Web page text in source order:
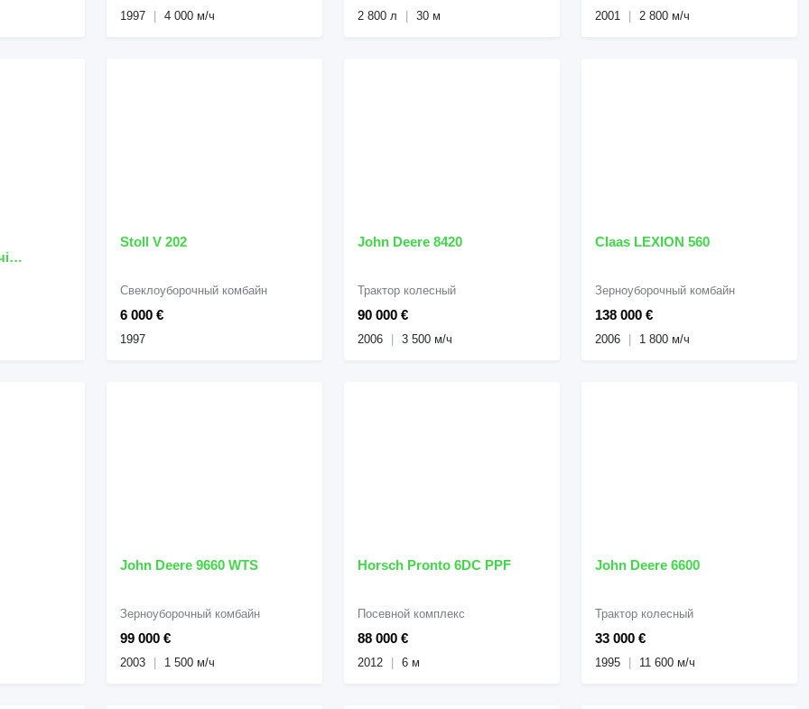
1997 4 000 м/ч 2 800 л 30 м 2001 2 800 м/ч
Stoll V 202
6 000 €
Свеклоуборочный комбайн
1997
John Deere 8420
90 000 €
Трактор колесный
2006 3 500 м/ч
Claas LEXION 560
138 000 €
Зерноуборочный комбайн
2006 1 800 м/ч
John Deere 9660 WTS
99 000 €
Зерноуборочный комбайн
2003 1 500 м/ч
Horsch Pronto 6DC PPF
88 000 €
Посевной комплекс
2012 6 м
John Deere 6600
33 000 €
Трактор колесный
1995 11 600 м/ч